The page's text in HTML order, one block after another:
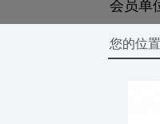
会员单
您的位